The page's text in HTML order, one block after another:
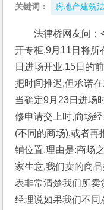
关键词： 房地产建筑
法律桥网友问：
开专柜,9月11日将所
日进场开业.15日的
把时间推迟,但承诺
当确定9月23日进场
修申请交上时,商场
(不同的商场),或者再
铺位置.理由是:商场
家生意,我们卖的商
表非常清楚我们所卖
经理说如果我们不同